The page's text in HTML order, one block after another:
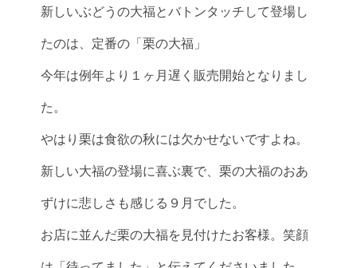
新しいぶどうの大福とバトンタッチして登場し
たのは、定番の「栗の大福」
今年は例年より１ヶ月遅く販売開始となりまし
た。
やはり栗は食欲の秋には欠かせないですよね。
新しい大福の登場に喜ぶ裏で、栗の大福のおあ
ずけに悲しさも感じる９月でした。
お店に並んだ栗の大福を見付けたお客様。笑顔